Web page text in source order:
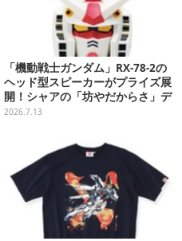
「機動戦士ガンダム」RX-78-2の
ヘッド型スピーカーがプライズ展
開！シャアの「坊やだからさ」デ
ザインなどオシャレなグラス3種
2026.7.13